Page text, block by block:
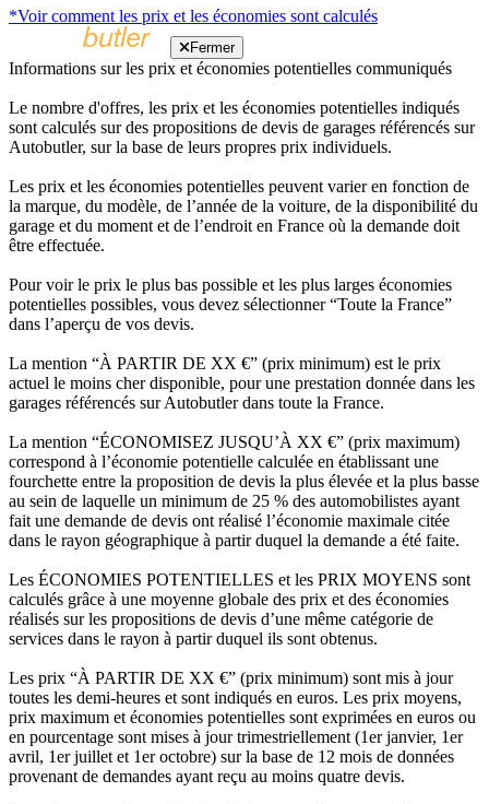
*Voir comment les prix et les économies sont calculés
Fermer
Informations sur les prix et économies potentielles communiqués
Le nombre d'offres, les prix et les économies potentielles indiqués
sont calculés sur des propositions de devis de garages référencés sur
Autobutler, sur la base de leurs propres prix individuels.
Les prix et les économies potentielles peuvent varier en fonction de
la marque, du modèle, de l’année de la voiture, de la disponibilité du
garage et du moment et de l’endroit en France où la demande doit
être effectuée.
Pour voir le prix le plus bas possible et les plus larges économies
potentielles possibles, vous devez sélectionner “Toute la France”
dans l’aperçu de vos devis.
La mention “À PARTIR DE XX €” (prix minimum) est le prix
actuel le moins cher disponible, pour une prestation donnée dans les
garages référencés sur Autobutler dans toute la France.
La mention “ÉCONOMISEZ JUSQU’À XX €” (prix maximum)
correspond à l’économie potentielle calculée en établissant une
fourchette entre la proposition de devis la plus élevée et la plus basse
au sein de laquelle un minimum de 25 % des automobilistes ayant
fait une demande de devis ont réalisé l’économie maximale citée
dans le rayon géographique à partir duquel la demande a été faite.
Les ÉCONOMIES POTENTIELLES et les PRIX MOYENS sont
calculés grâce à une moyenne globale des prix et des économies
réalisés sur les propositions de devis d’une même catégorie de
services dans le rayon à partir duquel ils sont obtenus.
Les prix “À PARTIR DE XX €” (prix minimum) sont mis à jour
toutes les demi-heures et sont indiqués en euros. Les prix moyens,
prix maximum et économies potentielles sont exprimées en euros ou
en pourcentage sont mises à jour trimestriellement (1er janvier, 1er
avril, 1er juillet et 1er octobre) sur la base de 12 mois de données
provenant de demandes ayant reçu au moins quatre devis.